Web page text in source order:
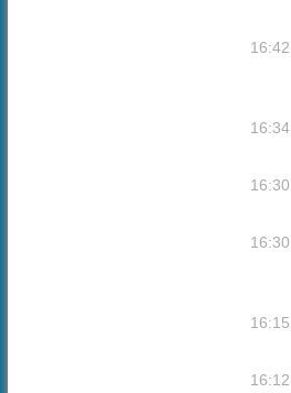
16:42
16:34
16:30
16:30
16:15
16:12